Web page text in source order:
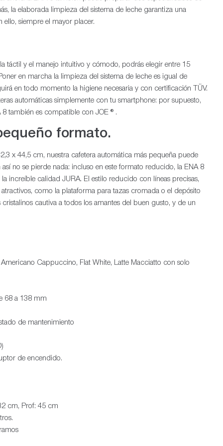
la elaborada limpieza del sistema de leche garantiza una
ello, siempre el mayor placer.
táctil y el manejo intuitivo y cómodo, podrás elegir entre 15
en marcha la limpieza del sistema de leche es igual de
en todo momento la higiene necesaria y con certificación TÜV.
automáticas simplemente con tu smartphone: por supuesto,
también es compatible con JOE ® .
formato.
x 44,5 cm, nuestra cafetera automática más pequeña puede
no se pierde nada: incluso en este formato reducido, la ENA 8
increíble calidad JURA. El estilo reducido con líneas precisas,
como la plataforma para tazas cromada o el depósito
cautiva a todos los amantes del buen gusto, y de un
Cappuccino, Flat White, Latte Macciatto con solo
68 a 138 mm
de mantenimiento
de encendido.
cm, Prof: 45 cm